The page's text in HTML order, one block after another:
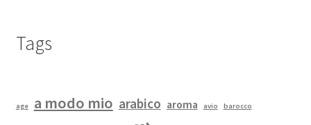
Tags
age a modo mio arabico aroma avio barocco